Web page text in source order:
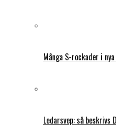
Många S-rockader i
Ledarsvep: så beskrivs